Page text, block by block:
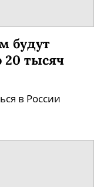
будут
20 тысяч
в России